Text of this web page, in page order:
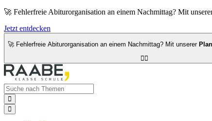
🚀 Fehlerfreie Abiturorganisation an einem Nachmittag? Mit
Jetzt entdecken
🚀 Fehlerfreie Abiturorganisation an einem Nachmittag? Mit unserer


